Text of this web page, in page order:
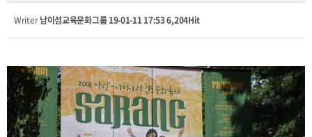
Writer남이섬교육문화그룹 19-01-11 17:536,204Hit